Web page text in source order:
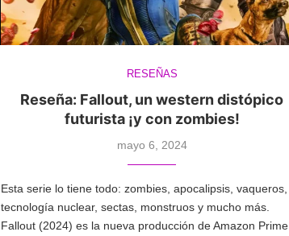
RESEÑAS
Reseña: Fallout, un western distópico
futurista ¡y con zombies!
mayo 6, 2024
Esta serie lo tiene todo: zombies, apocalipsis, vaqueros,
tecnología nuclear, sectas, monstruos y mucho más.
Fallout (2024) es la nueva producción de Amazon Prime